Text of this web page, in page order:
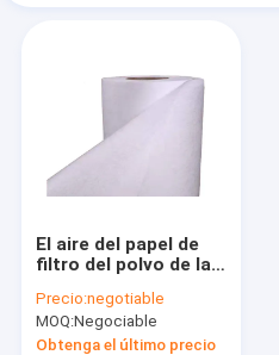
El aire del papel de
filtro del polvo de la
sintética filtro
material
Precio:negotiable
MOQ:Negociable
Obtenga el último precio